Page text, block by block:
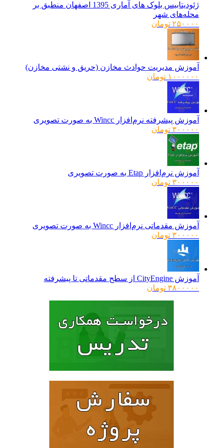
ژئودیتابیس بلوک های آماری 1395 اصفهان منطبق بر
محله‌های شهر
۲۵۰۰۰۰ تومان
آموزش مدیریت حوادث مخازن (حریق و نشتی مخازن)
۱۰۰۰۰۰۰ تومان
آموزش پیشرفته نرم‌افزار Wincc به صورت تصویری
۳۰۰۰۰۰ تومان
آموزش نرم‌افزار Etap به صورت تصویری
۳۰۰۰۰۰ تومان
آموزش مقدماتی نرم‌افزار Wincc به صورت تصویری
۳۰۰۰۰۰ تومان
آموزش CityEngine از سطح مقدماتی تا پیشرفته
۳۸۰۰۰۰۰ تومان